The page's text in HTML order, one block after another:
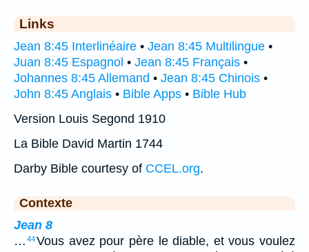
Links
Jean 8:45 Interlinéaire • Jean 8:45 Multilingue •
Juan 8:45 Espagnol • Jean 8:45 Français •
Johannes 8:45 Allemand • Jean 8:45 Chinois •
John 8:45 Anglais • Bible Apps • Bible Hub
Version Louis Segond 1910
La Bible David Martin 1744
Darby Bible courtesy of CCEL.org.
Contexte
Jean 8
… 44Vous avez pour père le diable, et vous voulez